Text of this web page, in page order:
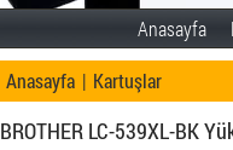
Anasayfa
Anasayfa | Kartuşlar
BROTHER LC-539XL-BK